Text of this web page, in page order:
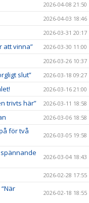
2026-04-08 21:50
2026-04-03 18:46
2026-03-31 20:17
att vinna” 2026-03-30 11:00
2026-03-26 10:37
slut” 2026-03-18 09:27
2026-03-16 21:00
trivts här” 2026-03-11 18:58
2026-03-06 18:58
för två
2026-03-05 19:58
2026-03-04 18:43
2026-02-28 17:55
2026-02-18 18:55